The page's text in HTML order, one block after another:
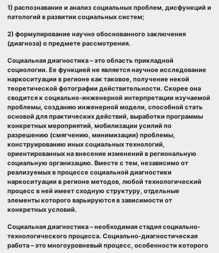
1) распознавание и анализ социальных проблем, дисфункций и
патологий в развитии социальных систем;
2) формулирование научно обоснованного заключения
(диагноза) о предмете рассмотрения.
Социальная диагностика – это область прикладной
социологии. Ее функцией не является научное исследование
наркоситуации в регионе как таковое, получение некой
теоретической фотографии действительности. Скорее она
сводится к социально-инженерной интерпретации изучаемой
проблемы, созданию инженерной модели, способной стать
основой для практических действий, выработки программы
конкретных мероприятий, мобилизации усилий по
разрешению (смягчению, минимизации) проблемы,
конструированию иных социальных технологий,
ориентированных на внесение изменений в региональную
социальную организацию. Вместе с тем, независимо от
реализуемых в процессе социальной диагностики
наркоситуации в регионе методов, любой технологический
процесс в ней имеет сходную структуру, отдельные
элементы которого варьируются в зависимости от
конкретных условий.
Социальная диагностика – необходимая стадия социально-
технологического процесса. Социально-диагностическая
работа – это многоуровневый процесс, особенности которого